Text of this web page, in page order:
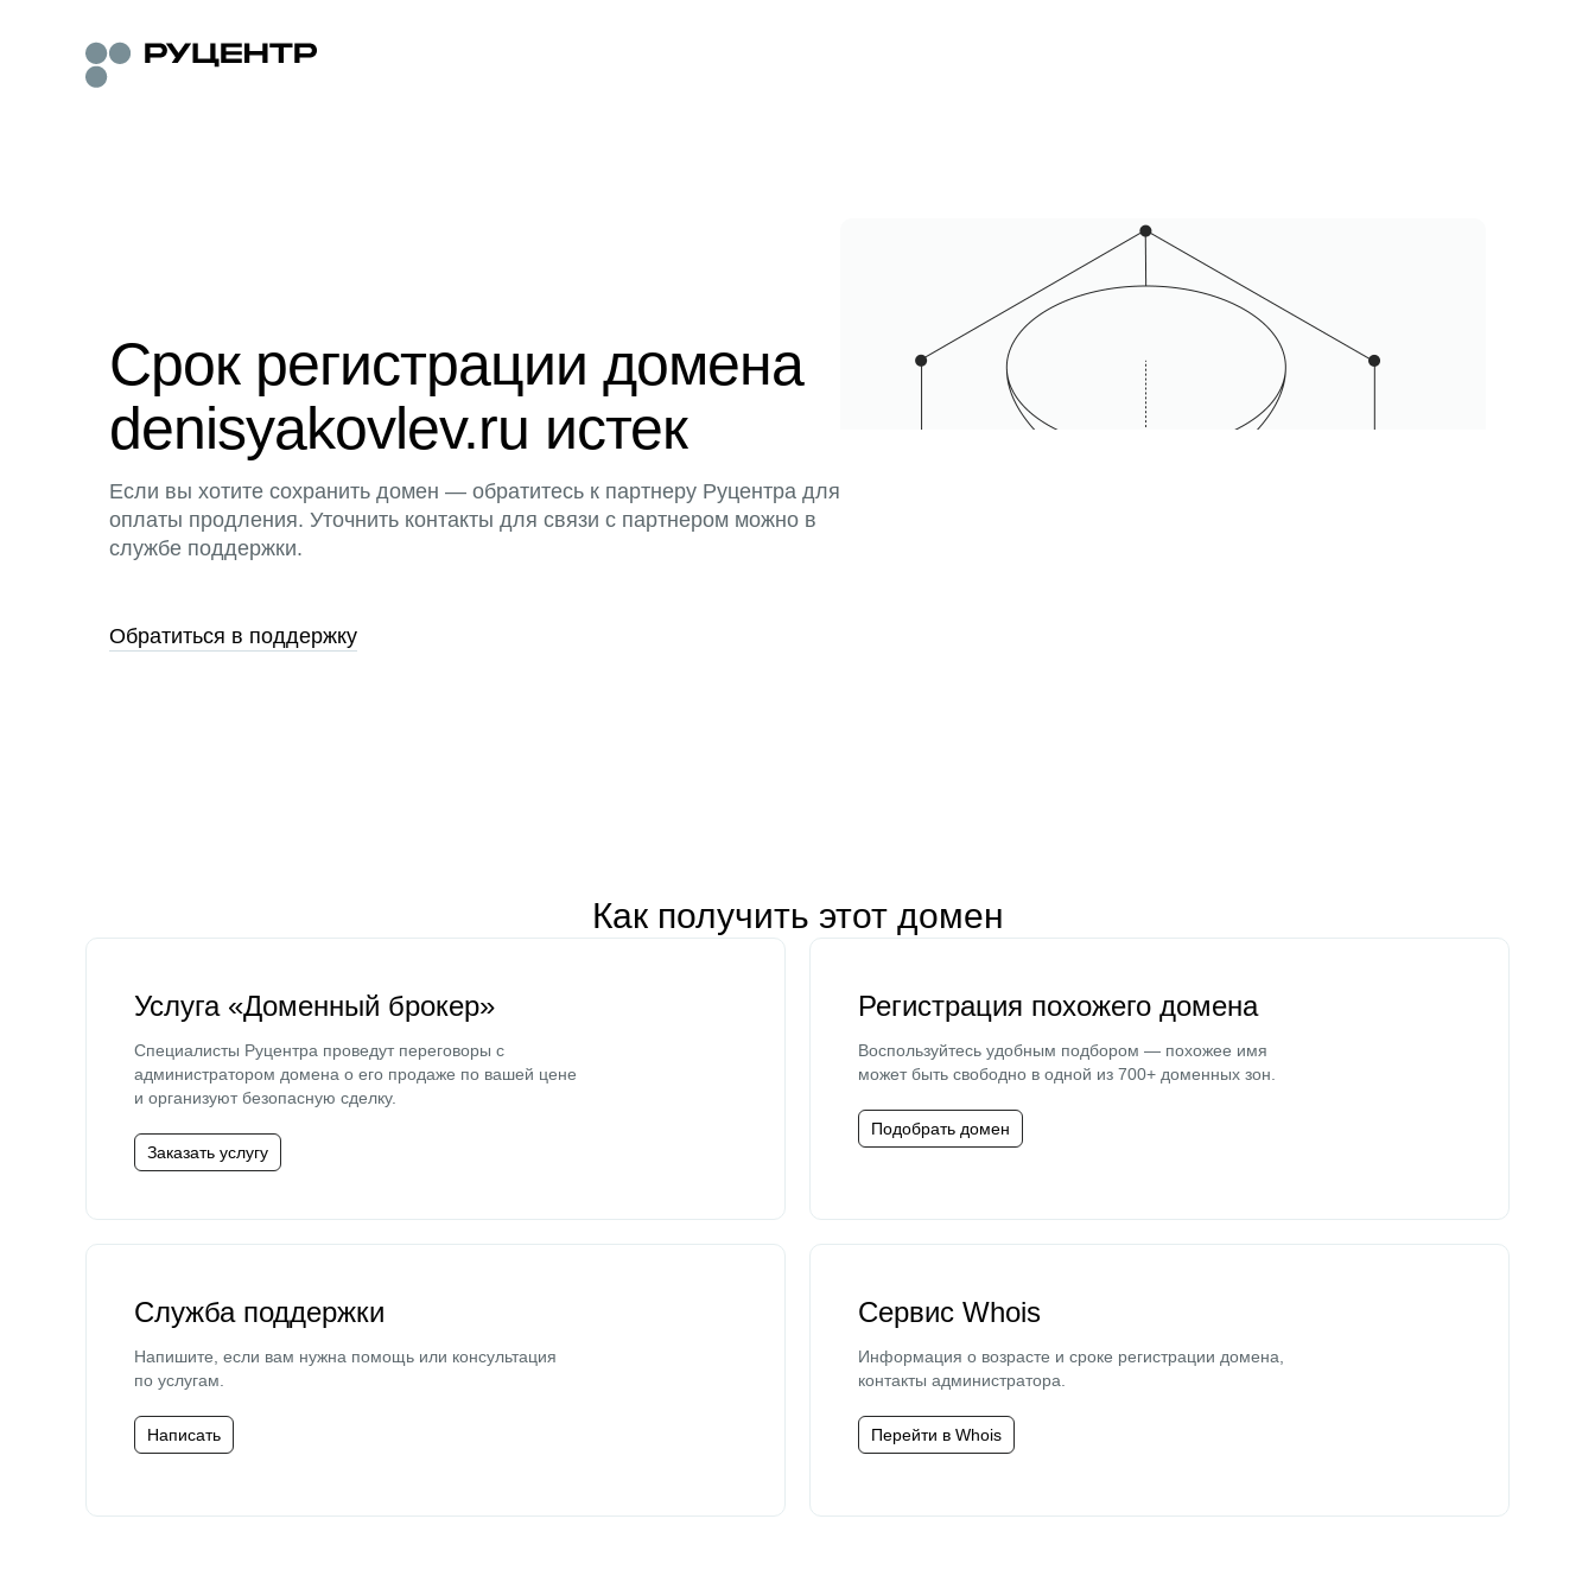
Срок регистрации домена
denisyakovlev.ru истек
Если вы хотите сохранить домен — обратитесь к партнеру Руцентра для
оплаты продления. Уточнить контакты для связи с партнером можно в
службе поддержки.
Обратиться в поддержку
Как получить этот домен
Услуга «Доменный брокер»
Специалисты Руцентра проведут переговоры с
администратором домена о его продаже по вашей цене
и организуют безопасную сделку.
Заказать услугу
Регистрация похожего домена
Воспользуйтесь удобным подбором — похожее имя
может быть свободно в одной из 700+ доменных зон.
Подобрать домен
Служба поддержки
Напишите, если вам нужна помощь или консультация
по услугам.
Написать
Сервис Whois
Информация о возрасте и сроке регистрации домена,
контакты администратора.
Перейти в Whois